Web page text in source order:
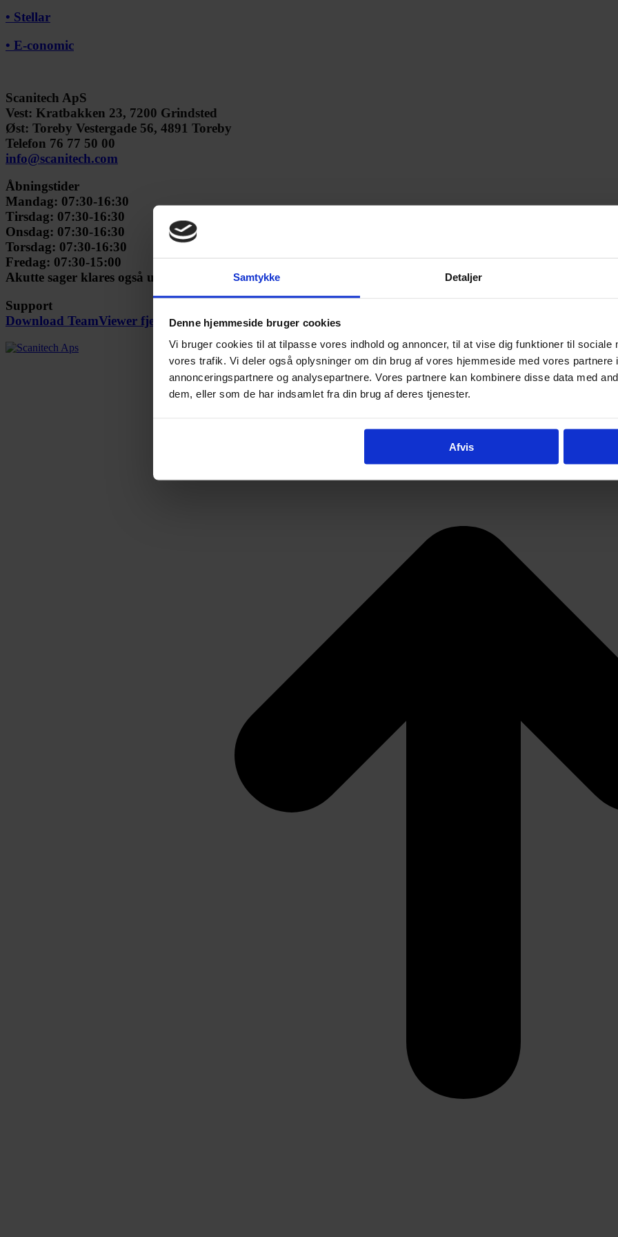
Samtykke Detaljer
Denne hjemmeside bruger cookies
Vi bruger cookies til at tilpasse vores indhold og annoncer, til at vise dig funktioner til sociale
vores trafik. Vi deler også oplysninger om din brug af vores hjemmeside med vores partnere
annonceringspartnere og analysepartnere. Vores partnere kan kombinere disse data med
dem, eller som de har indsamlet fra din brug af deres tjenester.
Afvis
• Stellar
• E-conomic
Scanitech ApS
Vest: Kratbakken 23, 7200 Grindsted
Øst: Toreby Vestergade 56, 4891 Toreby
Telefon 76 77 50 00
info@scanitech.com
Åbningstider
Mandag: 07:30-16:30
Tirsdag: 07:30-16:30
Onsdag: 07:30-16:30
Torsdag: 07:30-16:30
Fredag: 07:30-15:00
Akutte sager klares også uden for normal åbningstid.
Support
Download TeamViewer fjernstyring